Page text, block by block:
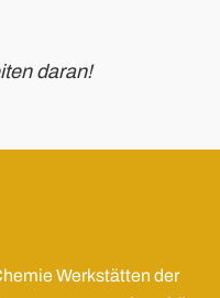
daran!
Werkstätten der